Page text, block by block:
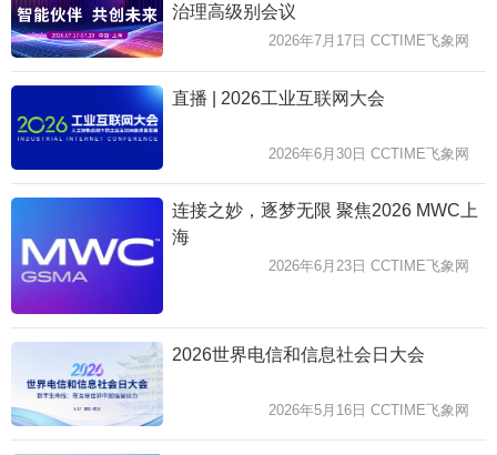
治理高级别会议
2026年7月17日 CCTIME飞象网
直播 | 2026工业互联网大会
2026年6月30日 CCTIME飞象网
连接之妙，逐梦无限 聚焦2026 MWC上
海
2026年6月23日 CCTIME飞象网
2026世界电信和信息社会日大会
2026年5月16日 CCTIME飞象网